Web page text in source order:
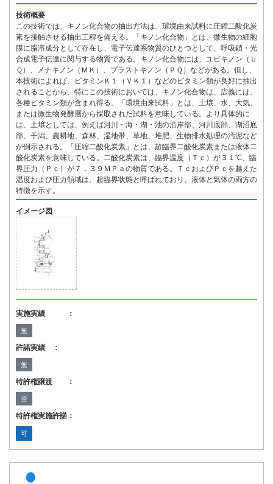
技術概要
この技術では、キノン化合物の抽出方法は、環境由来試料に圧縮二酸化炭
素を接触させる抽出工程を備える。「キノン化合物」とは、微生物の細胞
膜に脂溶成分として存在し、電子伝達系物質のひとつとして、呼吸鎖・光
合成電子伝達に関与する物質である。キノン化合物には、ユビキノン（Ｕ
Ｑ）、メナキノン（ＭＫ）、プラストキノン（ＰＱ）などがある。但し、
本技術によれば、ビタミンＫ１（ＶＫ１）などのビタミン類が良好に抽出
されることから、特にこの技術においては、キノン化合物は、広義には、
各種ビタミン類が含まれ得る。「環境由来試料」とは、土壌、水、大気、
または微生物発酵層から採取された試料を意味している。より具体的に
は、土壌としては、例えば河川・海・湖・池の沿岸部、河川底部、湖沼底
部、干潟、農耕地、森林、湿地帯、草地、堆肥、生物排水処理の汚泥など
が例示される。「圧縮二酸化炭素」とは、超臨界二酸化炭素または液体二
酸化炭素を意味している。二酸化炭素は、臨界温度（Ｔｃ）が３１℃、臨
界圧力（Ｐｃ）が７．３９ＭＰａの物質である。ＴｃおよびＰｃを越えた
温度および圧力領域は、超臨界状態と呼ばれており、液体と気体の両方の
特徴を示す。
イメージ図
実施実績 ：
無
許諾実績 ：
無
特許権譲渡 ：
否
特許権実施許諾：
可